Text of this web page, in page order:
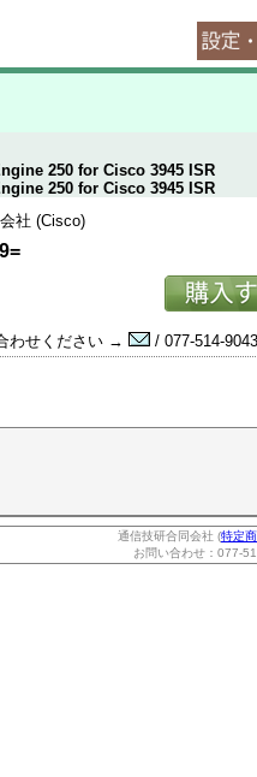
250 for Cisco 3945 ISR
250 for Cisco 3945 ISR
社 (Cisco)
わせください →
/ 077-514-
通信技研合同会社 (特定
お問い合わせ：077-